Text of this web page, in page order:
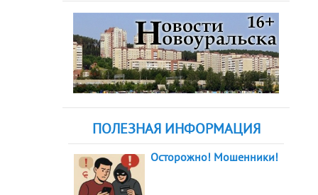
ПОЛЕЗНАЯ ИНФОРМАЦИЯ
Осторожно! Мошенники!